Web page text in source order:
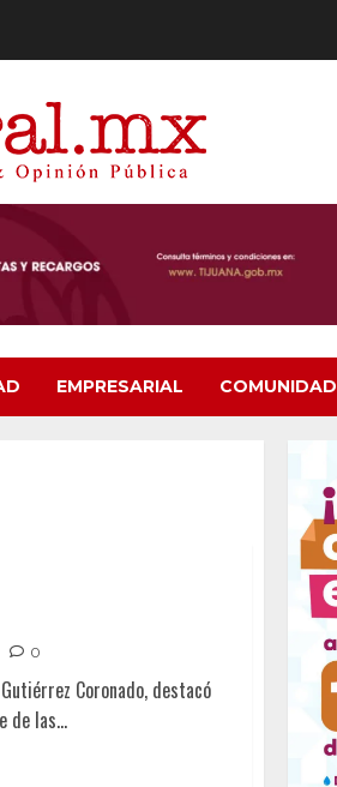
EMPRESARIAL COMUNIDAD
0
Coronado, destacó
de las...